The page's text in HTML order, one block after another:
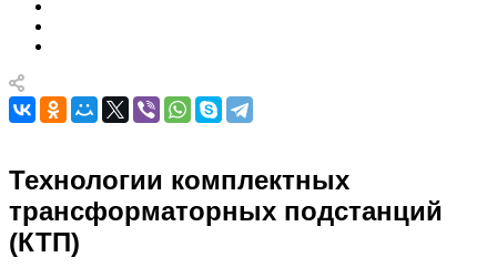
Технологии комплектных
трансформаторных подстанций
(КТП)